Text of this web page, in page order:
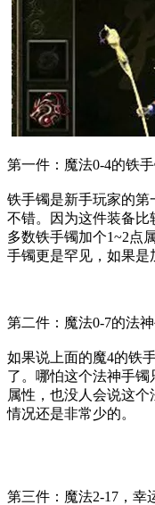
第一件：魔法0-4的铁
铁手镯是新手玩家的第
不错。因为这件装备
多数铁手镯加个1~2点
手镯更是罕见，如果是
第二件：魔法0-7的法
如果说上面的魔4的铁
了。哪怕这个法神手
属性，也没人会说这
情况还是非常少的。
第三件：魔法2-17，幸